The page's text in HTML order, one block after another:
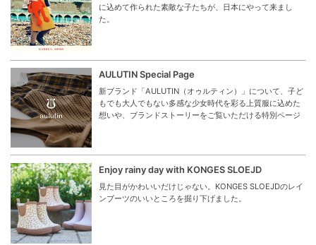
に込めて作られた素敵な子たちが、日本にやって来まし
た。
AULUTIN Special Page
新ブランド「AULUTIN（オゥルティン）」について、子ど
もでも大人でもない多感な少女時代を彩る上質服に込めた
想いや、ブランドストーリーをご覧いただける特別ページ
Enjoy rainy day with KONGES SLOEJD
見た目がかわいいだけじゃない。KONGES SLOEJDのレイ
ンブーツのいいところを掘り下げました。